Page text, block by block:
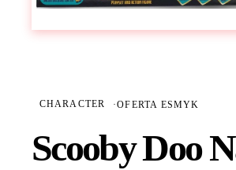
CHARACTER ·OFERTA ESMYK
Scooby Doo